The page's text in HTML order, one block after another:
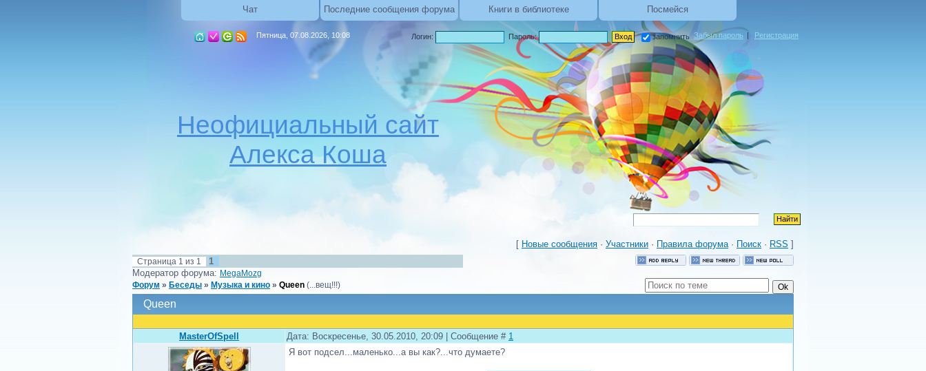
Чат Последние сообщения форума Книги в библиотеке Посмейся
Пятница, 07.08.2026, 10:08
Неофициальный сайт
Алекса Коша
Логин: Пароль: запомнить Забыл пароль | Регистрация
[ Новые сообщения · Участники · Правила форума· Поиск · RSS ]
Страница 1 из 1
1
Модератор форума: MegaMozg
Форум » Беседы » Музыка и кино » Queen (...вещ!!!)
Queen
MasterOfSpell Дата: Воскресенье, 30.05.2010, 20:09 | Сообщение # 1
Я вот подсел...маленько...а вы как?...что думаете?